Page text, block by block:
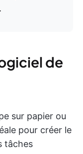
de
sur papier ou
pour créer le
tâches